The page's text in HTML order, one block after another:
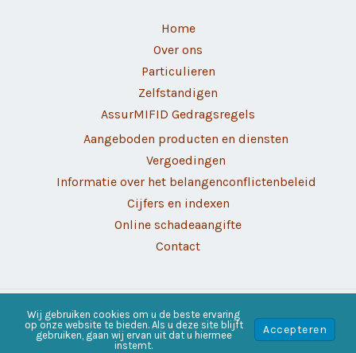
Home
Over ons
Particulieren
Zelfstandigen
AssurMIFID Gedragsregels
Aangeboden producten en diensten
Vergoedingen
Informatie over het belangenconflictenbeleid
Cijfers en indexen
Online schadeaangifte
Contact
Copyright © 2026 Alverass | Ontwikkeld door Webassur
Wij gebruiken cookies om u de beste ervaring
op onze website te bieden. Als u deze site blijft
gebruiken, gaan wij ervan uit dat u hiermee
instemt.
Accepteren